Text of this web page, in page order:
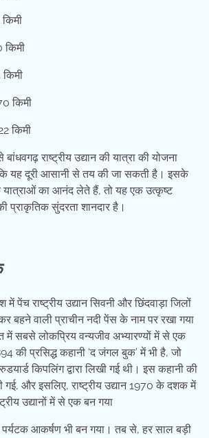
किमी
किमी
किमी
राष्ट्रीय उद्यान की यात्रा की योजना
यह दूरी आसानी से तय की जा सकती है। इसके
का आनंद लेते हैं, तो यह एक उत्कृष्ट
प्राकृतिक सुंदरता शानदार है।
पेंच राष्ट्रीय उद्यान सिवनी और छिंदवाड़ा जिलों
बहने वाली प्राचीन नदी पेंस के नाम पर रखा गया
में सबसे लोकप्रिय वन्यजीव अभ्यारण्यों में से एक
की प्रसिद्ध कहानी ‘द जंगल बुक’ में भी है, जो
किपलिंग द्वारा लिखी गई थी। इस कहानी की
गई, और इसलिए, राष्ट्रीय उद्यान 1970 के दशक में
उद्यानों में से एक बन गया
आकर्षण भी बन गया। तब से, हर साल बड़ी